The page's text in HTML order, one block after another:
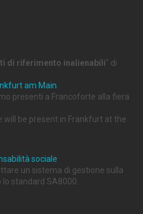
di riferimento inalienabili" di
am Main
presenti a Francoforte alla fiera
will be present in Frankfurt at the
sociale
un sistema di gestione sulla
standard SA8000.